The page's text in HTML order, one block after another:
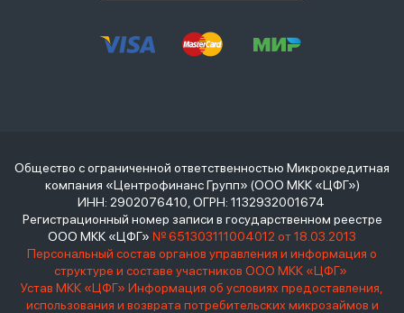
Общество с ограниченной ответственностью Микрокредитная
компания «Центрофинанс Групп» (ООО МКК «ЦФГ»)
ИНН: 2902076410, ОГРН: 1132932001674
Регистрационный номер записи в государственном реестре
ООО МКК «ЦФГ» № 651303111004012 от 18.03.2013
Персональный состав органов управления и информация о
структуре и составе участников ООО МКК «ЦФГ»
Устав МКК «ЦФГ» Информация об условиях предоставления,
использования и возврата потребительских микрозаймов и